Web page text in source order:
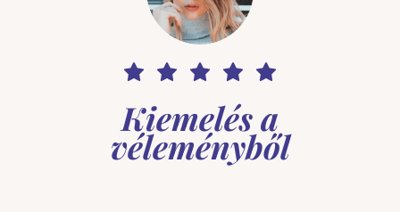
Kiemelés a
véleményből